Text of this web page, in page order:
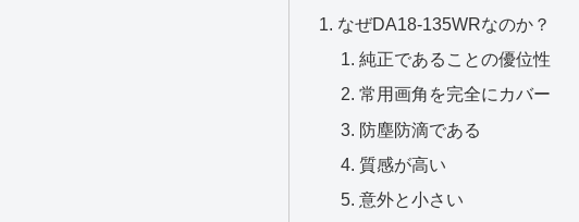
なぜDA18-135WRなのか？
純正であることの優位性
常用画角を完全にカバー
防塵防滴である
質感が高い
意外と小さい